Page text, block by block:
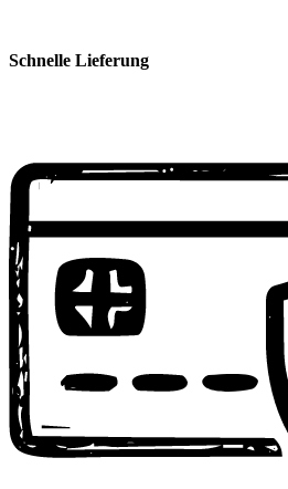
Schnelle Lieferung